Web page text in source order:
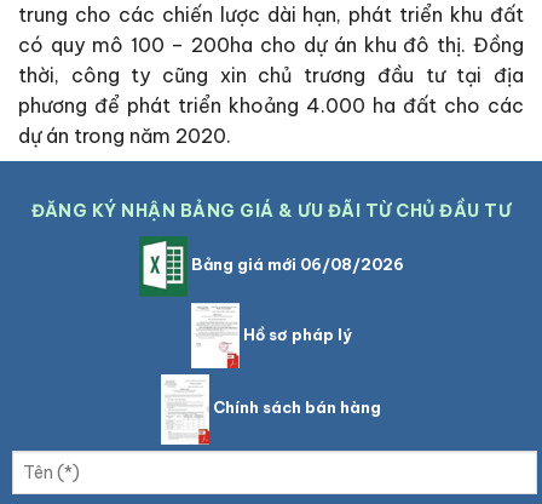
trung cho các chiến lược dài hạn, phát triển khu đất
có quy mô 100 – 200ha cho dự án khu đô thị. Đồng
thời, công ty cũng xin chủ trương đầu tư tại địa
phương để phát triển khoảng 4.000 ha đất cho các
dự án trong năm 2020.
ĐĂNG KÝ NHẬN BẢNG GIÁ & ƯU ĐÃI TỪ CHỦ ĐẦU TƯ
Bảng giá mới 06/08/2026
Hồ sơ pháp lý
Chính sách bán hàng